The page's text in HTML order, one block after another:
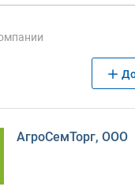
АгроСемТорг, ООО